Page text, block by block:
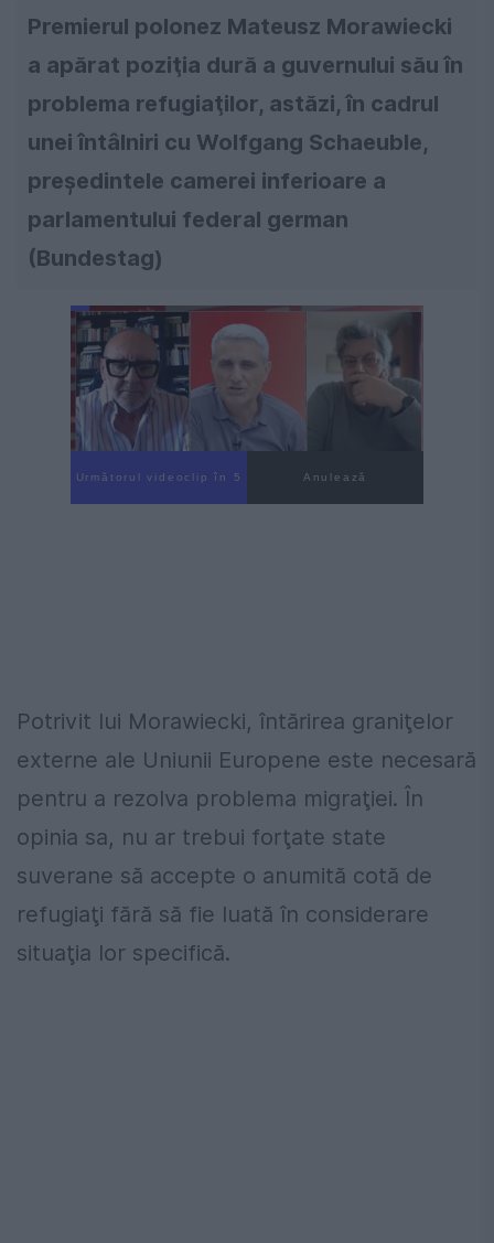
Premierul polonez Mateusz Morawiecki
a apărat poziţia dură a guvernului său în
problema refugiaţilor, astăzi, în cadrul
unei întâlniri cu Wolfgang Schaeuble,
preşedintele camerei inferioare a
parlamentului federal german
(Bundestag)
Următorul videoclip în 4 Anulează
Potrivit lui Morawiecki, întărirea graniţelor
externe ale Uniunii Europene este necesară
pentru a rezolva problema migraţiei. În
opinia sa, nu ar trebui forţate state
suverane să accepte o anumită cotă de
refugiaţi fără să fie luată în considerare
situaţia lor specifică.